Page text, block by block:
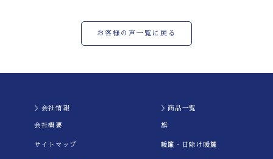
お客様の声一覧に戻る
＞会社情報
会社概要
サイトマップ
＞商品一覧
旗
暖簾・日除け暖簾